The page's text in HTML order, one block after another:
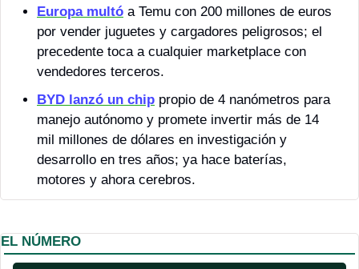
Europa multó a Temu con 200 millones de euros
por vender juguetes y cargadores peligrosos; el
precedente toca a cualquier marketplace con
vendedores terceros.
BYD lanzó un chip propio de 4 nanómetros para
manejo autónomo y promete invertir más de 14
mil millones de dólares en investigación y
desarrollo en tres años; ya hace baterías,
motores y ahora cerebros.
EL NÚMERO